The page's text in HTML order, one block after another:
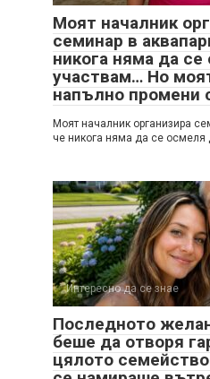
Моят началник
семинар в
никога няма да
участвам… Но
напълно промени
Моят началник организира
че никога няма да се осмеля
Интересно да се знае
Последното
беше да отворя
цялото